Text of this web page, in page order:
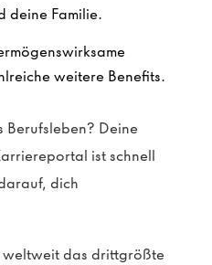
deine Familie.
weitere Benefits.
Berufsleben? Deine
ist schnell
dich
weltweit das drittgrößte